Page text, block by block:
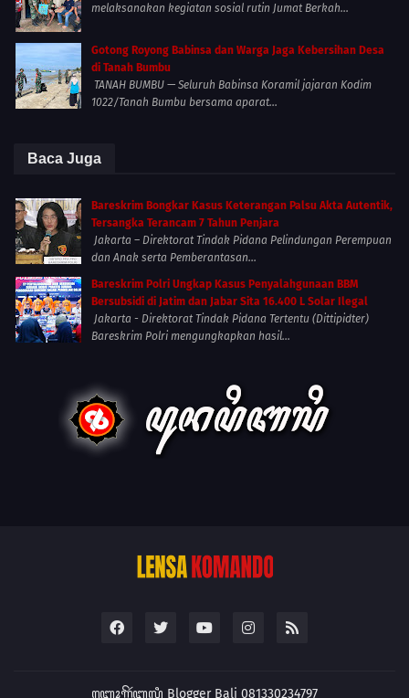
melaksanakan kegiatan sosial rutin Jumat Berkah...
Gotong Royong Babinsa dan Warga Jaga Kebersihan Desa
di Tanah Bumbu
TANAH BUMBU — Seluruh Babinsa Koramil jajaran Kodim
1022/Tanah Bumbu bersama aparat...
Baca Juga
Bareskrim Bongkar Kasus Keterangan Palsu Akta Autentik,
Tersangka Terancam 7 Tahun Penjara
Jakarta – Direktorat Tindak Pidana Pelindungan Perempuan
dan Anak serta Pemberantasan...
Bareskrim Polri Ungkap Kasus Penyalahgunaan BBM
Bersubsidi di Jatim dan Jabar Sita 16.400 L Solar Ilegal
Jakarta - Direktorat Tindak Pidana Tertentu (Dittipidter)
Bareskrim Polri mengungkapkan hasil...
ꦧ꧀ꦭꦺꦴꦒ꧀ꦒꦼꦂꦧꦭꦶ Blogger Bali 081330234797